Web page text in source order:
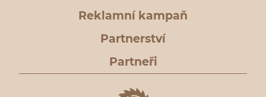
Reklamní kampaň
Partnerství
Partneři